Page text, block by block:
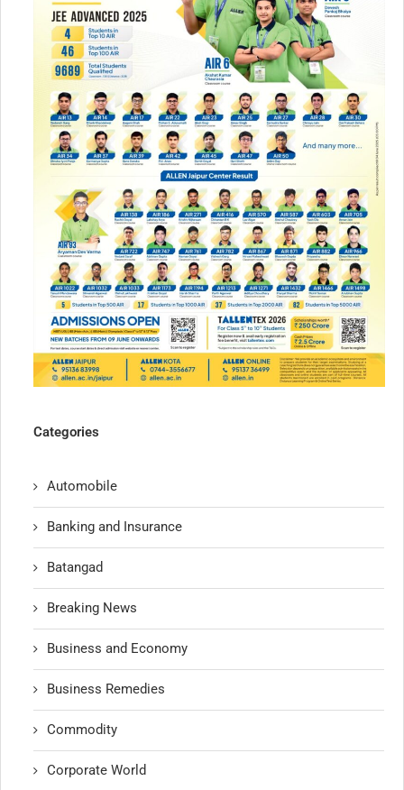
Categories
Automobile
Banking and Insurance
Batangad
Breaking News
Business and Economy
Business Remedies
Commodity
Corporate World